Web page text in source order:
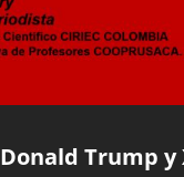
Donald Trump y